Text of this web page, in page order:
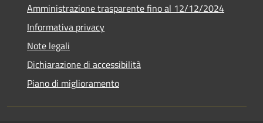
Amministrazione trasparente fino al 12/12/2024
Informativa privacy
Note legali
Dichiarazione di accessibilità
Piano di miglioramento